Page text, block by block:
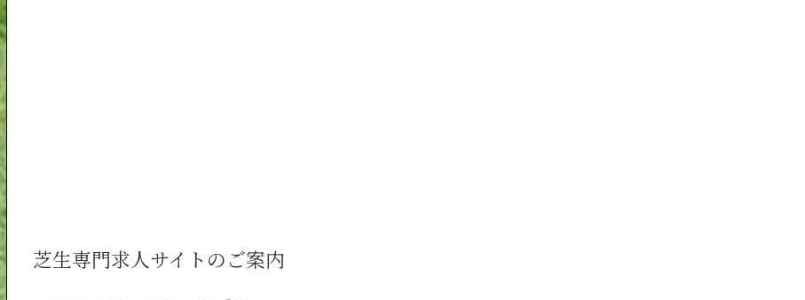
芝生専門求人サイトのご案内